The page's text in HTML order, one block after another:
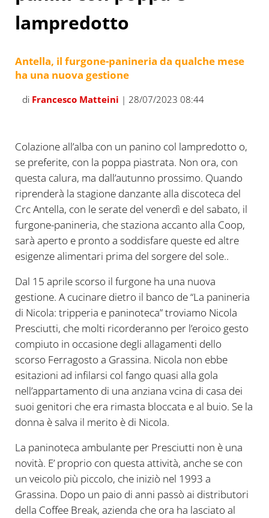
lampredotto
Antella, il furgone-panineria da qualche mese
ha una nuova gestione
di Francesco Matteini | 28/07/2023 08:44
Colazione all’alba con un panino col lampredotto o,
se preferite, con la poppa piastrata. Non ora, con
questa calura, ma dall’autunno prossimo. Quando
riprenderà la stagione danzante alla discoteca del
Crc Antella, con le serate del venerdì e del sabato, il
furgone-panineria, che staziona accanto alla Coop,
sarà aperto e pronto a soddisfare queste ed altre
esigenze alimentari prima del sorgere del sole..
Dal 15 aprile scorso il furgone ha una nuova
gestione. A cucinare dietro il banco de “La panineria
di Nicola: tripperia e paninoteca” troviamo Nicola
Presciutti, che molti ricorderanno per l’eroico gesto
compiuto in occasione degli allagamenti dello
scorso Ferragosto a Grassina. Nicola non ebbe
esitazioni ad infilarsi col fango quasi alla gola
nell’appartamento di una anziana vcina di casa dei
suoi genitori che era rimasta bloccata e al buio. Se la
donna è salva il merito è di Nicola.
La paninoteca ambulante per Presciutti non è una
novità. E’ proprio con questa attività, anche se con
un veicolo più piccolo, che iniziò nel 1993 a
Grassina. Dopo un paio di anni passò ai distributori
della Coffee Break, azienda che ora ha lasciato al